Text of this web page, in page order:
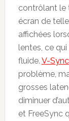
contrôlant le
écran de
affichées
lentes, ce
fluide. V-Sync
problème,
grosses
diminuer
et FreeSync